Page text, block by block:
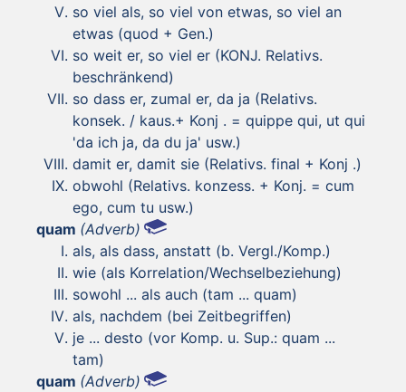
so viel als, so viel von etwas, so viel an
etwas (quod + Gen.)
so weit er, so viel er (KONJ. Relativs.
beschränkend)
so dass er, zumal er, da ja (Relativs.
konsek. / kaus.+ Konj . = quippe qui, ut qui
'da ich ja, da du ja' usw.)
damit er, damit sie (Relativs. final + Konj .)
obwohl (Relativs. konzess. + Konj. = cum
ego, cum tu usw.)
quam (Adverb)
als, als dass, anstatt (b. Vergl./Komp.)
wie (als Korrelation/Wechselbeziehung)
sowohl ... als auch (tam ... quam)
als, nachdem (bei Zeitbegriffen)
je ... desto (vor Komp. u. Sup.: quam ...
tam)
quam (Adverb)